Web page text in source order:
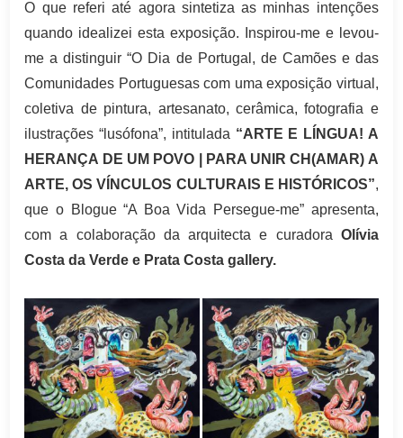
O que referi até agora sintetiza as minhas intenções
quando idealizei esta exposição. Inspirou-me e levou-
me a distinguir “O Dia de Portugal, de Camões e das
Comunidades Portuguesas com uma exposição virtual,
coletiva de pintura, artesanato, cerâmica, fotografia e
ilustrações “lusófona”, intitulada “ARTE E LÍNGUA! A
HERANÇA DE UM POVO | PARA UNIR CH(AMAR) A
ARTE, OS VÍNCULOS CULTURAIS E HISTÓRICOS”,
que o Blogue “A Boa Vida Persegue-me” apresenta,
com a colaboração da arquitecta e curadora Olívia
Costa da Verde e Prata Costa gallery.